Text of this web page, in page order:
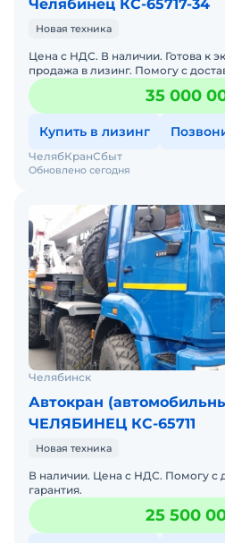
Челябинец КС-65717-34
Новая техника
Цена с НДС. В наличии. Готова к
продажа в лизинг. Помогу с
Полная документация.
35 000
Купить в лизинг
Обновлено сегодня
ЧелябКранСбыт
Челябинск
Автокран
ЧЕЛЯБИНЕЦ КС-65711
Новая техника
В наличии. Цена с НДС. Помогу с
гарантия.
25 500